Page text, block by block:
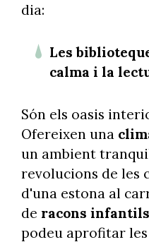
dia:
Les
calma i la
Són els oasis
Ofereixen una
un ambient
revolucions de les
d'una estona al
de racons infantils
podeu aprofitar